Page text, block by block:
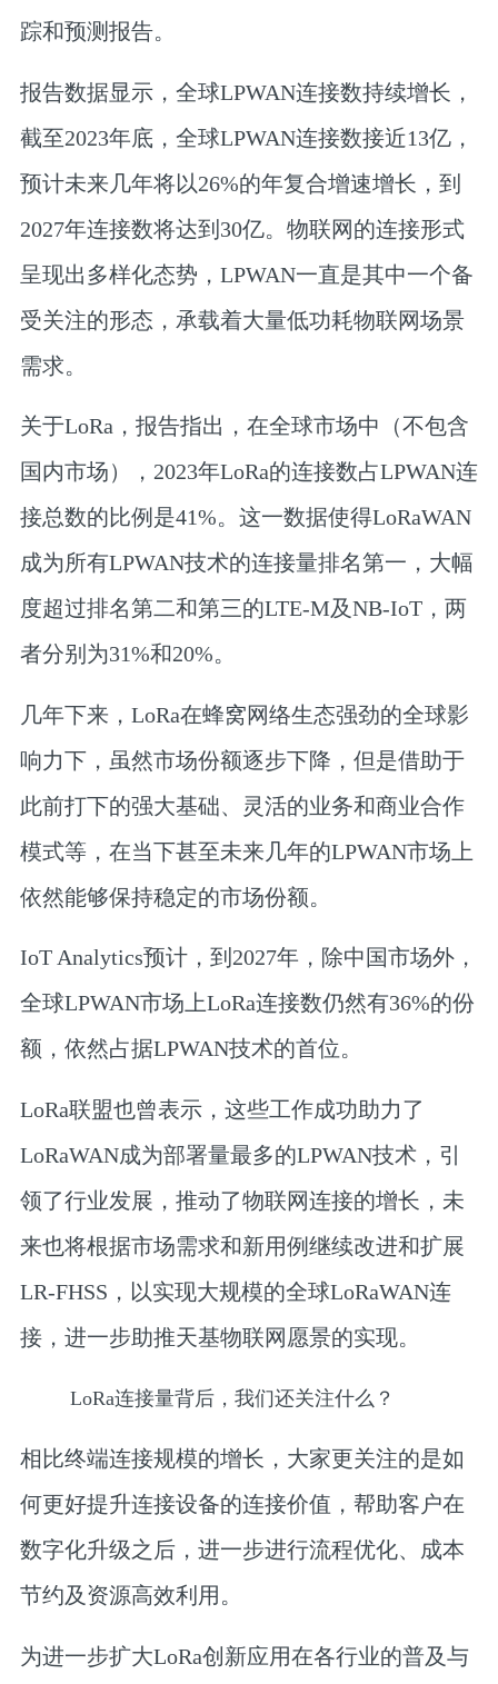
踪和预测报告。
报告数据显示，全球LPWAN连接数持续增长，
截至2023年底，全球LPWAN连接数接近13亿，
预计未来几年将以26%的年复合增速增长，到
2027年连接数将达到30亿。物联网的连接形式
呈现出多样化态势，LPWAN一直是其中一个备
受关注的形态，承载着大量低功耗物联网场景
需求。
关于LoRa，报告指出，在全球市场中（不包含
国内市场），2023年LoRa的连接数占LPWAN连
接总数的比例是41%。这一数据使得LoRaWAN
成为所有LPWAN技术的连接量排名第一，大幅
度超过排名第二和第三的LTE-M及NB-IoT，两
者分别为31%和20%。
几年下来，LoRa在蜂窝网络生态强劲的全球影
响力下，虽然市场份额逐步下降，但是借助于
此前打下的强大基础、灵活的业务和商业合作
模式等，在当下甚至未来几年的LPWAN市场上
依然能够保持稳定的市场份额。
IoT Analytics预计，到2027年，除中国市场外，
全球LPWAN市场上LoRa连接数仍然有36%的份
额，依然占据LPWAN技术的首位。
LoRa联盟也曾表示，这些工作成功助力了
LoRaWAN成为部署量最多的LPWAN技术，引
领了行业发展，推动了物联网连接的增长，未
来也将根据市场需求和新用例继续改进和扩展
LR-FHSS，以实现大规模的全球LoRaWAN连
接，进一步助推天基物联网愿景的实现。
LoRa连接量背后，我们还关注什么？
相比终端连接规模的增长，大家更关注的是如
何更好提升连接设备的连接价值，帮助客户在
数字化升级之后，进一步进行流程优化、成本
节约及资源高效利用。
为进一步扩大LoRa创新应用在各行业的普及与